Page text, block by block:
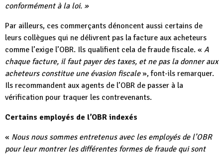
conformément à la loi. »
Par ailleurs, ces commerçants dénoncent aussi certains de
leurs collègues qui ne délivrent pas la facture aux acheteurs
comme l’exige l’OBR. Ils qualifient cela de fraude fiscale. « A
chaque facture, il faut payer des taxes, et ne pas la donner aux
acheteurs constitue une évasion fiscale», font-ils remarquer.
Ils recommandent aux agents de l’OBR de passer à la
vérification pour traquer les contrevenants.
Certains employés de l’OBR indexés
« Nous nous sommes entretenus avec les employés de l’OBR
pour leur montrer les différentes formes de fraude qui sont